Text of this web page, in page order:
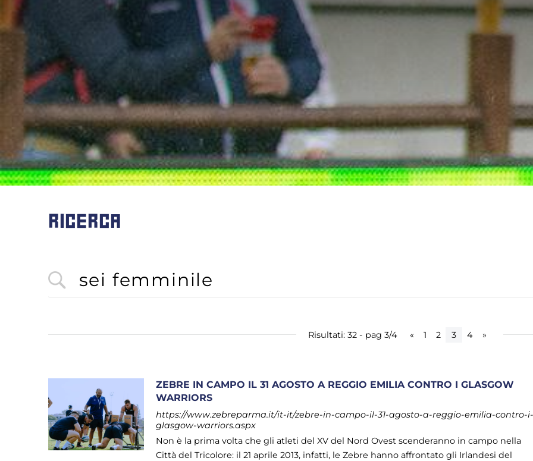
RICERCA
Risultati: 32 - pag 3/4 « 1 2 3 4 »
ZEBRE IN CAMPO IL 31 AGOSTO A REGGIO EMILIA CONTRO I GLASGOW
WARRIORS
https://www.zebreparma.it/it-it/zebre-in-campo-il-31-agosto-a-reggio-emilia-contro-i-
glasgow-warriors.aspx
Non è la prima volta che gli atleti del XV del Nord Ovest scenderanno in campo nella
Città del Tricolore: il 21 aprile 2013, infatti, le Zebre hanno affrontato gli Irlandesi del